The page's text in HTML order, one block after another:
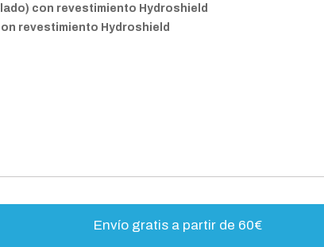
con revestimiento Hydroshield
revestimiento Hydroshield
Envío gratis a partir de 60€